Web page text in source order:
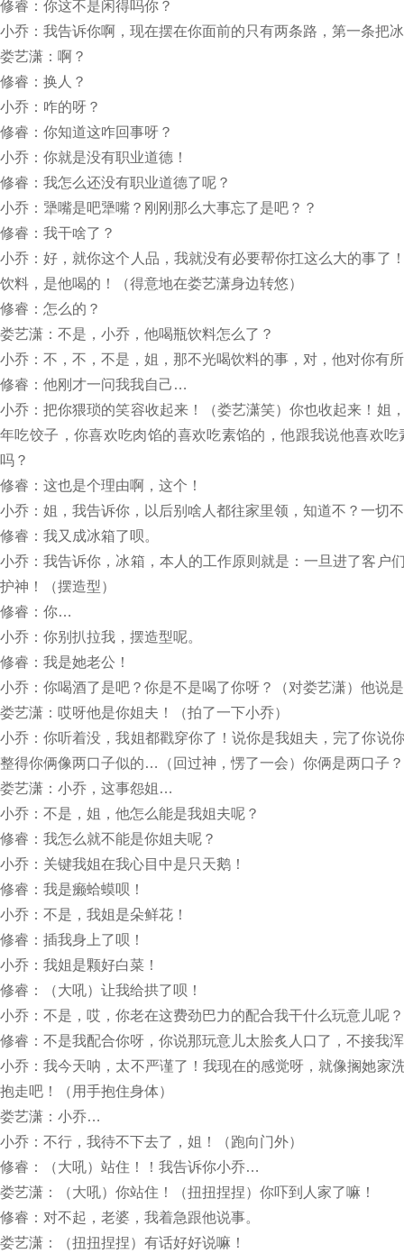
修睿：你这不是闲得吗你？
小乔：我告诉你啊，现在摆在你面前的只有两条路，第一条把
娄艺潇：啊？
修睿：换人？
小乔：咋的呀？
修睿：你知道这咋回事呀？
小乔：你就是没有职业道德！
修睿：我怎么还没有职业道德了呢？
小乔：犟嘴是吧犟嘴？刚刚那么大事忘了是吧？？
修睿：我干啥了？
小乔：好，就你这个人品，我就没有必要帮你扛这么大的事了
饮料，是他喝的！（得意地在娄艺潇身边转悠）
修睿：怎么的？
娄艺潇：不是，小乔，他喝瓶饮料怎么了？
小乔：不，不，不是，姐，那不光喝饮料的事，对，他对你有
修睿：他刚才一问我我自己…
小乔：把你猥琐的笑容收起来！（娄艺潇笑）你也收起来！姐
年吃饺子，你喜欢吃肉馅的喜欢吃素馅的，他跟我说他喜欢
吗？
修睿：这也是个理由啊，这个！
小乔：姐，我告诉你，以后别啥人都往家里领，知道不？一切
修睿：我又成冰箱了呗。
小乔：我告诉你，冰箱，本人的工作原则就是：一旦进了客户
护神！（摆造型）
修睿：你…
小乔：你别扒拉我，摆造型呢。
修睿：我是她老公！
小乔：你喝酒了是吧？你是不是喝了你呀？（对娄艺潇）他说
娄艺潇：哎呀他是你姐夫！（拍了一下小乔）
小乔：你听着没，我姐都戳穿你了！说你是我姐夫，完了你说
整得你俩像两口子似的…（回过神，愣了一会）你俩是两口子
娄艺潇：小乔，这事怨姐…
小乔：不是，姐，他怎么能是我姐夫呢？
修睿：我怎么就不能是你姐夫呢？
小乔：关键我姐在我心目中是只天鹅！
修睿：我是癞蛤蟆呗！
小乔：不是，我姐是朵鲜花！
修睿：插我身上了呗！
小乔：我姐是颗好白菜！
修睿：（大吼）让我给拱了呗！
小乔：不是，哎，你老在这费劲巴力的配合我干什么玩意儿呢？
修睿：不是我配合你呀，你说那玩意儿太脍炙人口了，不接我
小乔：我今天呐，太不严谨了！我现在的感觉呀，就像搁她家
抱走吧！（用手抱住身体）
娄艺潇：小乔…
小乔：不行，我待不下去了，姐！（跑向门外）
修睿：（大吼）站住！！我告诉你小乔…
娄艺潇：（大吼）你站住！（扭扭捏捏）你吓到人家了嘛！
修睿：对不起，老婆，我着急跟他说事。
娄艺潇：（扭扭捏捏）有话好好说嘛！